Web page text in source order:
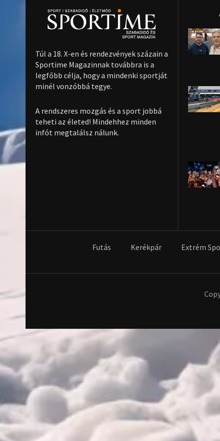
Túl a 18. X-en és rendezvények százain a
Sportime Magazinnak továbbra is a
legfőbb célja, hogy a mindenki sportját
minél vonzóbbá tegye.
A rendszeres mozgás és a sport jobbá
teheti az életed! Mindehhez minden
infót megtalálsz nálunk.
Futás Kerékpár Extrém